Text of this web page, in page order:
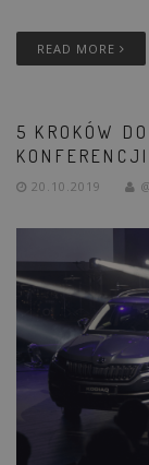
READ MORE
5 KROKÓW
KONFERENCJI
20.10.2019